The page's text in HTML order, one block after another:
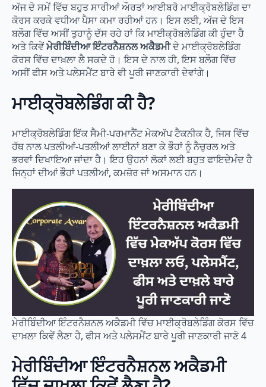
ਅੱਜ ਦੇ ਸਮੇਂ ਵਿੱਚ ਬਹੁਤ ਸਾਰੀਆਂ ਔਰਤਾਂ ਆਈਬਰੋ ਮਾਈਕ੍ਰੋਬਲੇਡਿੰਗ ਦਾ
ਕੋਰਸ ਕਰਕੇ ਵਧੀਆ ਪੈਸਾ ਕਮਾ ਰਹੀਆਂ ਹਨ। ਇਸ ਲਈ, ਅੱਜ ਦੇ ਇਸ
ਬਲੌਗ ਵਿੱਚ ਅਸੀਂ ਤੁਹਾਨੂੰ ਦੱਸ ਰਹੇ ਹਾਂ ਕਿ ਮਾਈਕ੍ਰੋਬਲੇਡਿੰਗ ਕੀ ਹੁੰਦਾ ਹੈ
ਅਤੇ ਕਿਵੇਂਮੇਰੀਬਿੰਦੀਆ ਇੰਟਰਨੈਸ਼ਨਲ ਅਕੈਡਮੀਦੇ ਮਾਈਕ੍ਰੋਬਲੇਡਿੰਗ
ਕੋਰਸ ਵਿੱਚ ਦਾਖ਼ਲਾ ਲੈ ਸਕਦੇ ਹੋ। ਇਸ ਦੇ ਨਾਲ ਹੀ, ਇਸ ਬਲੌਗ ਵਿੱਚ
ਅਸੀਂ ਫੀਸ ਅਤੇ ਪਲੇਸਮੈਂਟ ਬਾਰੇ ਵੀ ਪੂਰੀ ਜਾਣਕਾਰੀ ਦੇਵਾਂਗੇ।
ਮਾਈਕ੍ਰੋਬਲੇਡਿੰਗ ਕੀ ਹੈ?
ਮਾਈਕ੍ਰੋਬਲੇਡਿੰਗ ਇੱਕ ਸੈਮੀ-ਪਰਮਾਨੈਂਟ ਮੇਕਅੱਪ ਟੈਕਨੀਕ ਹੈ, ਜਿਸ ਵਿੱਚ
ਹੱਥ ਨਾਲ ਪਤਲੀਆਂ-ਪਤਲੀਆਂ ਲਾਈਨਾਂ ਬਣਾ ਕੇ ਭੌਹਾਂ ਨੂੰ ਨੈਚੁਰਲ ਅਤੇ
ਭਰਵਾਂ ਦਿਖਾਇਆ ਜਾਂਦਾ ਹੈ। ਇਹ ਉਹਨਾਂ ਲੋਕਾਂ ਲਈ ਬਹੁਤ ਫਾਇਦੇਮੰਦ ਹੈ
ਜਿਨ੍ਹਾਂ ਦੀਆਂ ਭੌਹਾਂ ਪਤਲੀਆਂ, ਕਮਜ਼ੋਰ ਜਾਂ ਅਸਮਾਨ ਹਨ।
ਮੇਰੀਬਿੰਦੀਆ ਇੰਟਰਨੈਸ਼ਨਲ ਅਕੈਡਮੀ ਵਿੱਚ ਮਾਈਕ੍ਰੋਬਲੇਡਿੰਗ ਕੋਰਸ ਵਿੱਚ
ਦਾਖ਼ਲਾ ਕਿਵੇਂ ਲੈਣਾ ਹੈ, ਫੀਸ ਅਤੇ ਪਲੇਸਮੈਂਟ ਬਾਰੇ ਪੂਰੀ ਜਾਣਕਾਰੀ ਜਾਣੋ 4
ਮੇਰੀਬਿੰਦੀਆ ਇੰਟਰਨੈਸ਼ਨਲ ਅਕੈਡਮੀ